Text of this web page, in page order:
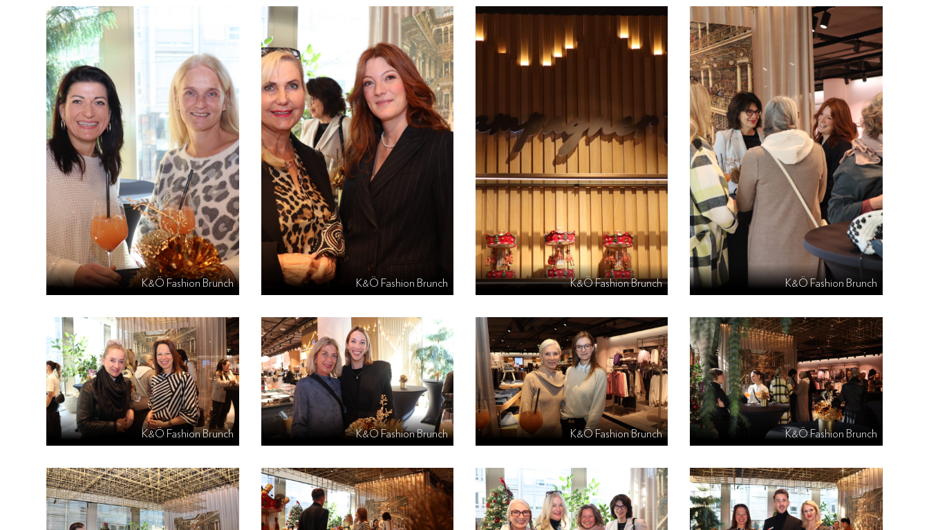
K&Ö Fashion Brunch K&Ö Fashion Brunch K&Ö Fashion Brunch K&Ö Fashion Brunch
K&Ö Fashion Brunch K&Ö Fashion Brunch K&Ö Fashion Brunch K&Ö Fashion Brunch